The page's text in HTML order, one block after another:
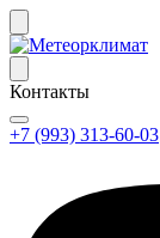
Контакты
+7 (993) 313-60-03